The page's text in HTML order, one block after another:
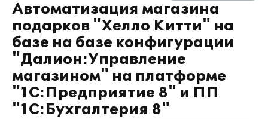
Автоматизация магазина
подарков "Хелло Китти" на
базе на базе конфигурации
"Далион:Управление
магазином" на платформе
"1С:Предприятие 8" и ПП
"1С:Бухгалтерия 8"